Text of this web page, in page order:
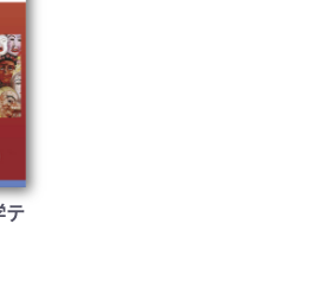
テ